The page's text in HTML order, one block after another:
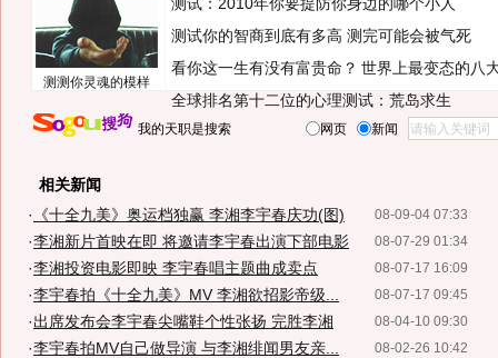
测测你灵魂的模样
测试你的智商到底有多高 测完可能会被气死
看你这一生有没有富贵命？ 世界上最变态的八
全球排名第十二位的心理测试：荒岛求生
我的天职是搜索 网页 新闻
相关新闻
08-09-04 07:33
· 《十全九美》奥运档独赢 李湘李宇春庆功(图)
08-07-29 01:34
·李湘新片首映在即 将邀请李宇春出演下部电影
08-07-17 16:09
·李湘投资电影即映 李宇春唱主题曲成卖点
08-07-17 09:45
·李宇春拍《十全九美》MV 李湘欲招影帝级...
08-04-10 09:30
·出席发布会李宇春尖嘴鞋个性张扬 完胜李湘
08-02-26 10:42
·李宇春拍MV自己做导演 与李湘绯闻男友亲...